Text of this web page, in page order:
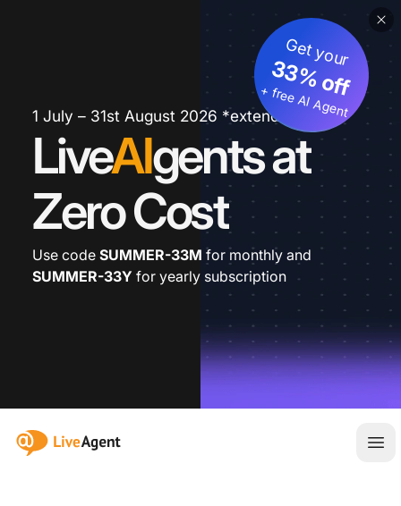
1 July – 31st August 2026 *extended
LiveAIgents at
Zero Cost
Get your
33% off
+ free AI Agent
Use code SUMMER-33M for monthly and
SUMMER-33Y for yearly subscription
:site.title